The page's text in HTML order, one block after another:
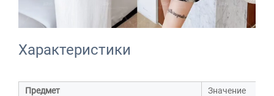
Характеристики
Предмет
Значение